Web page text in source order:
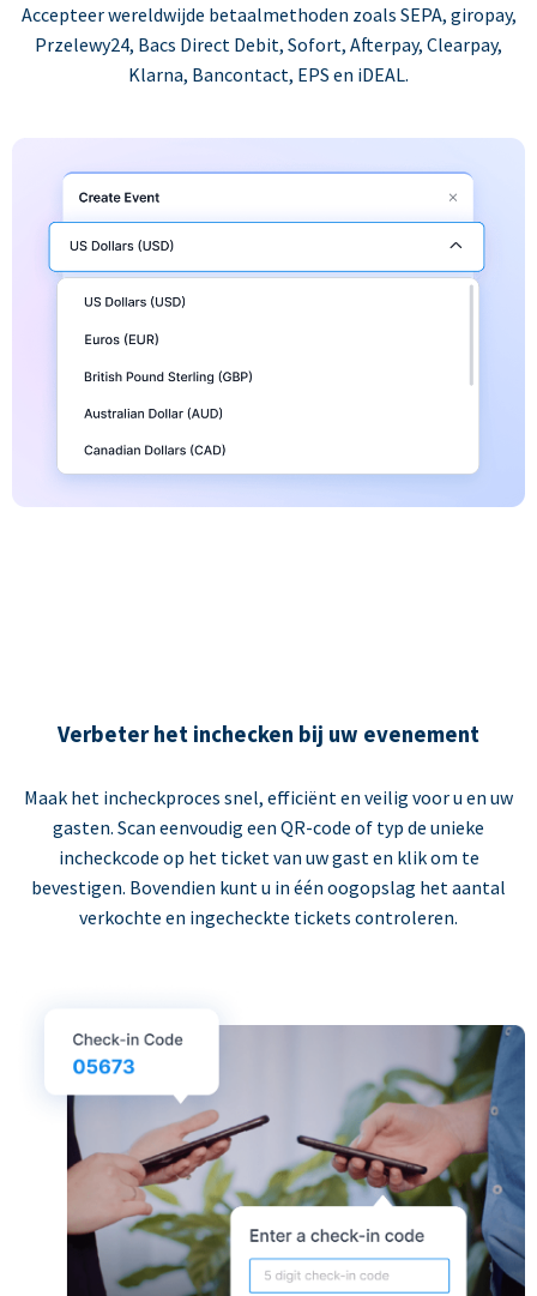
Accepteer wereldwijde betaalmethoden zoals SEPA, giropay,
Przelewy24, Bacs Direct Debit, Sofort, Afterpay, Clearpay,
Klarna, Bancontact, EPS en iDEAL.
Verbeter het inchecken bij uw evenement
Maak het incheckproces snel, efficiënt en veilig voor u en uw
gasten. Scan eenvoudig een QR-code of typ de unieke
incheckcode op het ticket van uw gast en klik om te
bevestigen. Bovendien kunt u in één oogopslag het aantal
verkochte en ingecheckte tickets controleren.